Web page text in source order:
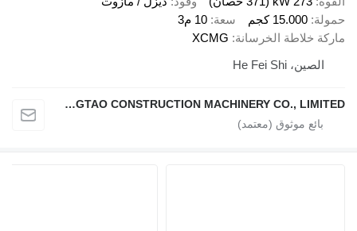
15.000 كجم سعة
10 م3
خلاطة الخرسانة XCMG
الصين، He Fei Shi
HEFEI DINGTAO CONSTRUCTION MACHINERY CO., LIMITED